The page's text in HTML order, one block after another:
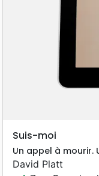
Suis-moi
Un appel à mourir.
David Platt